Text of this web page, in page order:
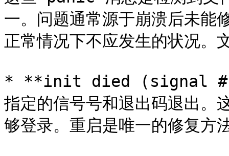
一。问题通常源于崩溃后未能
正常情况下不应发生的状况。
* **init died (signal #,
指定的信号号和退出码退出。
够登录。重启是唯一的修复方